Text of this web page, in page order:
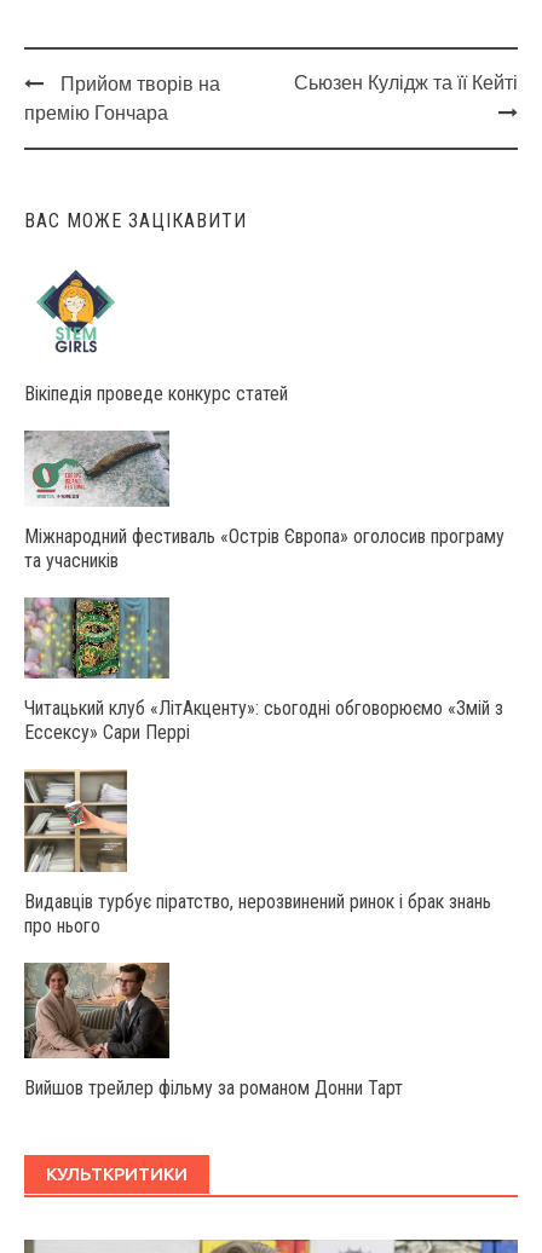
Post
navigation
Прийом творів на
премію Гончара
Сьюзен Кулідж та її Кейті
ВАС МОЖЕ ЗАЦІКАВИТИ
Вікіпедія проведе конкурс статей
Міжнародний фестиваль «Острів Європа» оголосив програму
та учасників
Читацький клуб «ЛітАкценту»: сьогодні обговорюємо «Змій з
Ессексу» Сари Перрі
Видавців турбує піратство, нерозвинений ринок і брак знань
про нього
Вийшов трейлер фільму за романом Донни Тарт
КУЛЬТКРИТИКИ